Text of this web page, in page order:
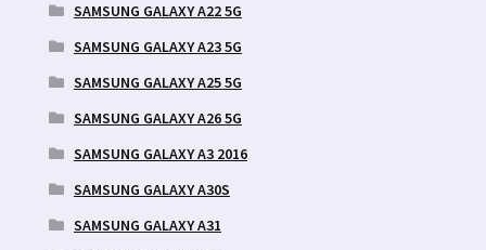
SAMSUNG GALAXY A22 5G
SAMSUNG GALAXY A23 5G
SAMSUNG GALAXY A25 5G
SAMSUNG GALAXY A26 5G
SAMSUNG GALAXY A3 2016
SAMSUNG GALAXY A30S
SAMSUNG GALAXY A31